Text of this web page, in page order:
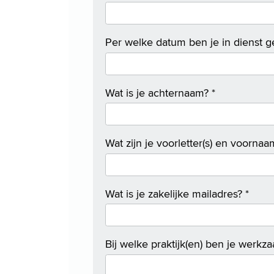
Per welke datum ben je in dienst
Wat is je achternaam? *
Wat zijn je voorletter(s) en
Wat is je zakelijke mailadres? *
Bij welke praktijk(en) ben je